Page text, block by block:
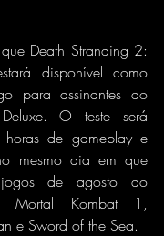
Death Stranding 2:
disponível como
para assinantes do
Deluxe. O teste será
de gameplay e
mesmo dia em que
de agosto ao
Mortal Kombat 1,
e Sword of the Sea.